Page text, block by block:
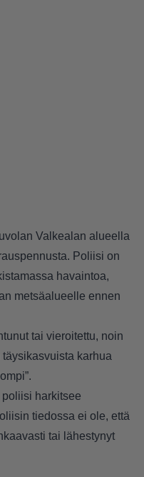
Valkealan alueella
Poliisi on
havaintoa,
metsäalueelle ennen
tai vieroitettu, noin
karhua
harkitsee
tiedossa ei ole, että
tai lähestynyt